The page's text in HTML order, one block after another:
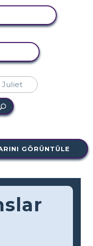
GÖRÜNTÜLE